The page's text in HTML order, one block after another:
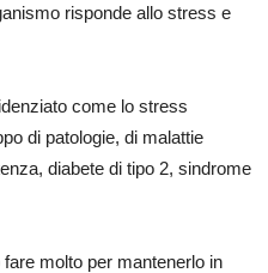
risponde allo stress e
come lo stress
di patologie, di malattie
diabete di tipo 2, sindrome
molto per mantenerlo in